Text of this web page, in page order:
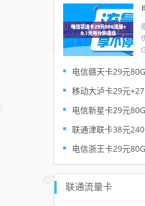
电信赣天卡29元
电信浙王卡29元
联通流量卡